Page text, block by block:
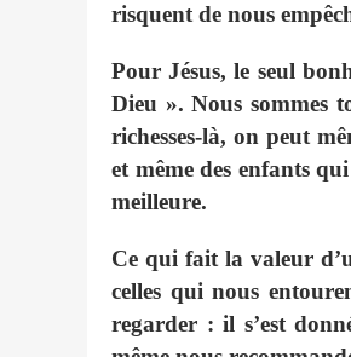
risquent de nous
Pour Jésus, le seul
Dieu ». Nous sommes
richesses-là, on peut
et même des enfants
meilleure.
Ce qui fait la valeur
celles qui nous
regarder : il s’est